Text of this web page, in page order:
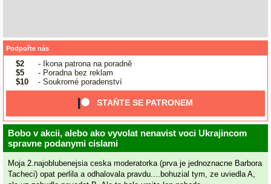
Podpořte nás
$2
- Ikona patrona na poradně
$5
- Poradna bez reklam
$10
- Soukromé poradenství
STAŇTE SE PATRONEM
Bobo v akcii, alebo ako vyvolat nenavist voci Ukrajincom
spravne podanymi cislami
Moja 2.najoblubenejsia ceska moderatorka (prva je jednoznacne Barbora
Tacheci) opat perlila a odhalovala pravdu....bohuzial tym, ze uviedla A,